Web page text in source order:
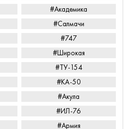
#Академика
#Салмачи
#747
#Широкая
#ТУ-154
#КА-50
#Акула
#ИЛ-76
#Армия